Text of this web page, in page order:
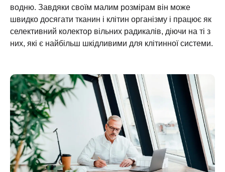
водню. Завдяки своїм малим розмірам він може
швидко досягати тканин і клітин організму і працює як
селективний колектор вільних радикалів, діючи на ті з
них, які є найбільш шкідливими для клітинної системи.